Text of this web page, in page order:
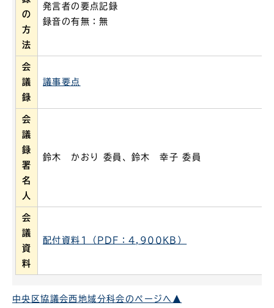
の
方
法
発言者の要点記録
録音の有無：無
会
議
録
議事要点
会
議
録
署
名
人
鈴木 かおり 委員、鈴木 幸子 委員
会
議
資
料
配付資料1（PDF：4,900KB）
中央区協議会西地域分科会のページへ▲